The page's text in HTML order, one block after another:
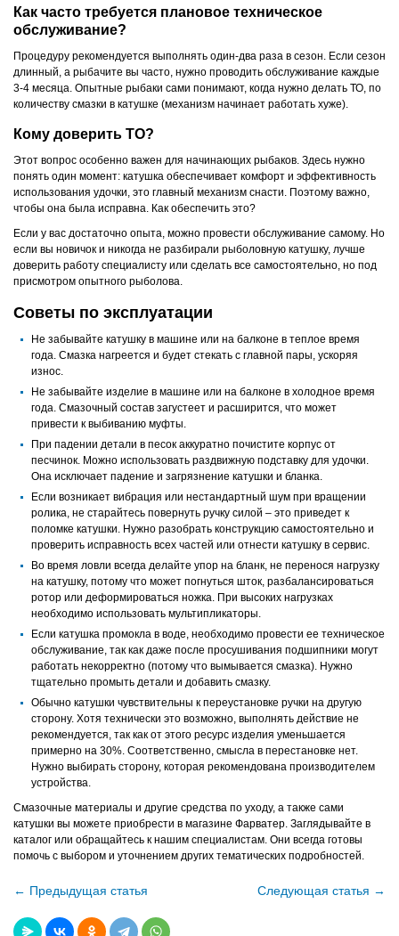
Как часто требуется плановое техническое
обслуживание?
Процедуру рекомендуется выполнять один-два раза в сезон. Если сезон
длинный, а рыбачите вы часто, нужно проводить обслуживание каждые
3-4 месяца. Опытные рыбаки сами понимают, когда нужно делать ТО, по
количеству смазки в катушке (механизм начинает работать хуже).
Кому доверить ТО?
Этот вопрос особенно важен для начинающих рыбаков. Здесь нужно
понять один момент: катушка обеспечивает комфорт и эффективность
использования удочки, это главный механизм снасти. Поэтому важно,
чтобы она была исправна. Как обеспечить это?
Если у вас достаточно опыта, можно провести обслуживание самому. Но
если вы новичок и никогда не разбирали рыболовную катушку, лучше
доверить работу специалисту или сделать все самостоятельно, но под
присмотром опытного рыболова.
Советы по эксплуатации
Не забывайте катушку в машине или на балконе в теплое время
года. Смазка нагреется и будет стекать с главной пары, ускоряя
износ.
Не забывайте изделие в машине или на балконе в холодное время
года. Смазочный состав загустеет и расширится, что может
привести к выбиванию муфты.
При падении детали в песок аккуратно почистите корпус от
песчинок. Можно использовать раздвижную подставку для удочки.
Она исключает падение и загрязнение катушки и бланка.
Если возникает вибрация или нестандартный шум при вращении
ролика, не старайтесь повернуть ручку силой – это приведет к
поломке катушки. Нужно разобрать конструкцию самостоятельно и
проверить исправность всех частей или отнести катушку в сервис.
Во время ловли всегда делайте упор на бланк, не перенося нагрузку
на катушку, потому что может погнуться шток, разбалансироваться
ротор или деформироваться ножка. При высоких нагрузках
необходимо использовать мультипликаторы.
Если катушка промокла в воде, необходимо провести ее техническое
обслуживание, так как даже после просушивания подшипники могут
работать некорректно (потому что вымывается смазка). Нужно
тщательно промыть детали и добавить смазку.
Обычно катушки чувствительны к переустановке ручки на другую
сторону. Хотя технически это возможно, выполнять действие не
рекомендуется, так как от этого ресурс изделия уменьшается
примерно на 30%. Соответственно, смысла в перестановке нет.
Нужно выбирать сторону, которая рекомендована производителем
устройства.
Смазочные материалы и другие средства по уходу, а также сами
катушки вы можете приобрести в магазине Фарватер. Заглядывайте в
каталог или обращайтесь к нашим специалистам. Они всегда готовы
помочь с выбором и уточнением других тематических подробностей.
← Предыдущая статья Следующая статья →